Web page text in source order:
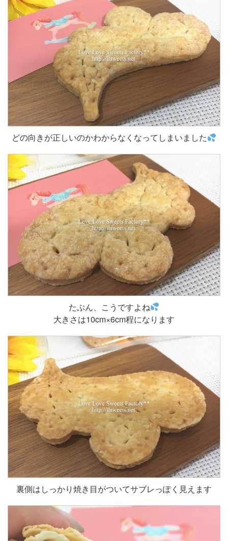
どの向きが正しいのかわからなくなってしまいました
たぶん、こうですよね
大きさは10cm×6cm程になります
裏側はしっかり焼き目がついてサブレっぽく見えます